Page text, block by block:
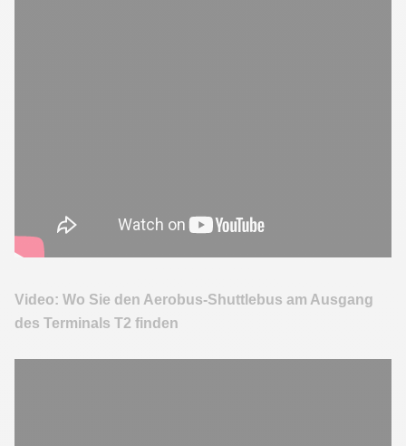
Video: Wo Sie den Aerobus-Shuttlebus am Ausgang
des Terminals T2 finden